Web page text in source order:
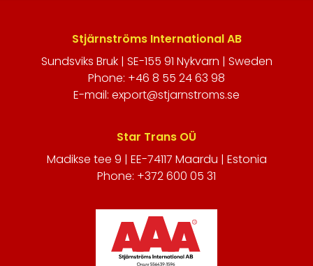
Stjärnströms International AB
Sundsviks Bruk | SE-155 91 Nykvarn | Sweden
Phone: +46 8 55 24 63 98
E-mail: export@stjarnstroms.se
Star Trans OÜ
Madikse tee 9 | EE-74117 Maardu | Estonia
Phone: +372 600 05 31